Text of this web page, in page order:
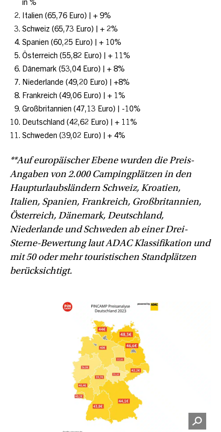
in %
Italien (65,76 Euro) | + 9%
Schweiz (65,73 Euro) | + 2%
Spanien (60,25 Euro) | + 10%
Österreich (55,82 Euro) | + 11%
Dänemark (53,04 Euro) | + 8%
Niederlande (49,20 Euro) | +8%
Frankreich (49,06 Euro) | + 1%
Großbritannien (47,13 Euro) | -10%
Deutschland (42,62 Euro) | + 11%
Schweden (39,02 Euro) | + 4%
**Auf europäischer Ebene wurden die Preis-
Angaben von 2.000 Campingplätzen in den
Haupturlaubsländern Schweiz, Kroatien,
Italien, Spanien, Frankreich, Großbritannien,
Österreich, Dänemark, Deutschland,
Niederlande und Schweden ab einer Drei-
Sterne-Bewertung laut ADACKlassifikation und
mit 50 odermehr touristischen Standplätzen
berücksichtigt.